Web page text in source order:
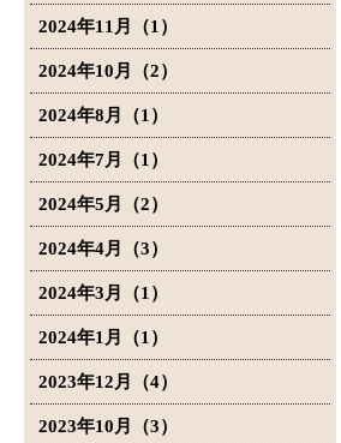
2024年11月（1）
2024年10月（2）
2024年8月（1）
2024年7月（1）
2024年5月（2）
2024年4月（3）
2024年3月（1）
2024年1月（1）
2023年12月（4）
2023年10月（3）